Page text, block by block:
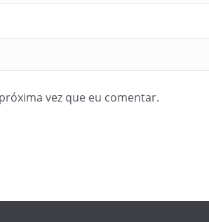
vez que eu comentar.